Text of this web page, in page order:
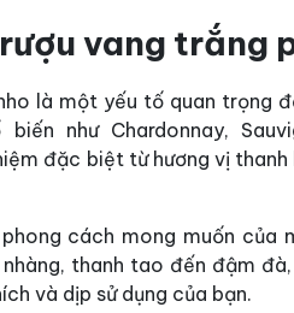
vang trắng
là một yếu tố quan trọng
như Chardonnay,
đặc biệt từ hương vị
cách mong muốn của
thanh tao đến đậm
và dịp sử dụng của bạn.